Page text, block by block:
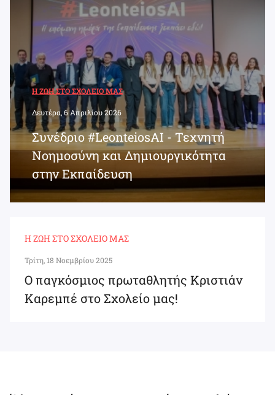
Η ΖΩΉ ΣΤΟ ΣΧΟΛΕΊΟ ΜΑΣ
Δευτέρα, 6 Απριλίου 2026
Συνέδριο #LeonteiosAI - Τεχνητή
Νοημοσύνη και Δημιουργικότητα
στην Εκπαίδευση
Η ΖΩΉ ΣΤΟ ΣΧΟΛΕΊΟ ΜΑΣ
Τρίτη, 18 Νοεμβρίου 2025
Ο παγκόσμιος πρωταθλητής Κριστιάν
Καρεμπέ στο Σχολείο μας!